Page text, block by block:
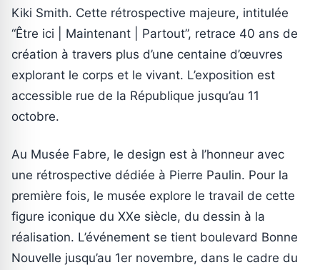
Kiki Smith. Cette rétrospective majeure, intitulée
“Être ici | Maintenant | Partout”, retrace 40 ans de
création à travers plus d’une centaine d’œuvres
explorant le corps et le vivant. L’exposition est
accessible rue de la République jusqu’au 11
octobre.
Au Musée Fabre, le design est à l’honneur avec
une rétrospective dédiée à Pierre Paulin. Pour la
première fois, le musée explore le travail de cette
figure iconique du XXe siècle, du dessin à la
réalisation. L’événement se tient boulevard Bonne
Nouvelle jusqu’au 1er novembre, dans le cadre du